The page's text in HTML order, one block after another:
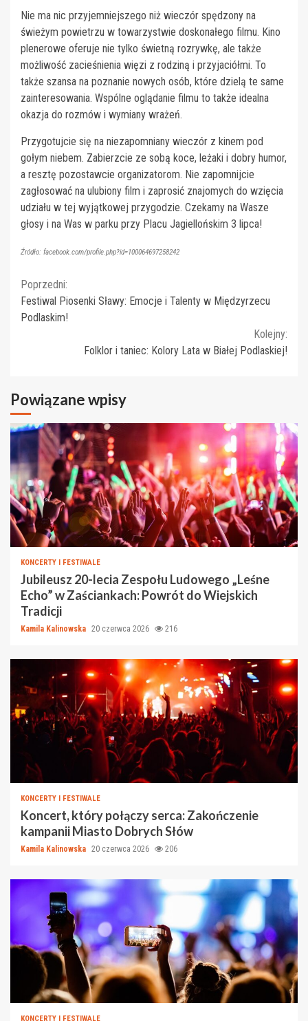
Nie ma nic przyjemniejszego niż wieczór spędzony na
świeżym powietrzu w towarzystwie doskonałego filmu. Kino
plenerowe oferuje nie tylko świetną rozrywkę, ale także
możliwość zacieśnienia więzi z rodziną i przyjaciółmi. To
także szansa na poznanie nowych osób, które dzielą te same
zainteresowania. Wspólne oglądanie filmu to także idealna
okazja do rozmów i wymiany wrażeń.
Przygotujcie się na niezapomniany wieczór z kinem pod
gołym niebem. Zabierzcie ze sobą koce, leżaki i dobry humor,
a resztę pozostawcie organizatorom. Nie zapomnijcie
zagłosować na ulubiony film i zaprosić znajomych do wzięcia
udziału w tej wyjątkowej przygodzie. Czekamy na Wasze
głosy i na Was w parku przy Placu Jagiellońskim 3 lipca!
Źródło: facebook.com/profile.php?id=100064697258242
Continue
Reading
Poprzedni:
Festiwal Piosenki Sławy: Emocje i Talenty w Międzyrzecu
Podlaskim!
Kolejny:
Folklor i taniec: Kolory Lata w Białej Podlaskiej!
Powiązane wpisy
KONCERTY I FESTIWALE
Jubileusz 20-lecia Zespołu Ludowego „Leśne
Echo” w Zaściankach: Powrót do Wiejskich
Tradicji
Kamila Kalinowska 20 czerwca 2026 216
KONCERTY I FESTIWALE
Koncert, który połączy serca: Zakończenie
kampanii Miasto Dobrych Słów
Kamila Kalinowska 20 czerwca 2026 206
KONCERTY I FESTIWALE